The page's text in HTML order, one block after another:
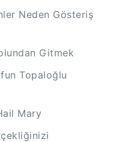
Neden Gösteriş
Gitmek
Topaloğlu
Mary